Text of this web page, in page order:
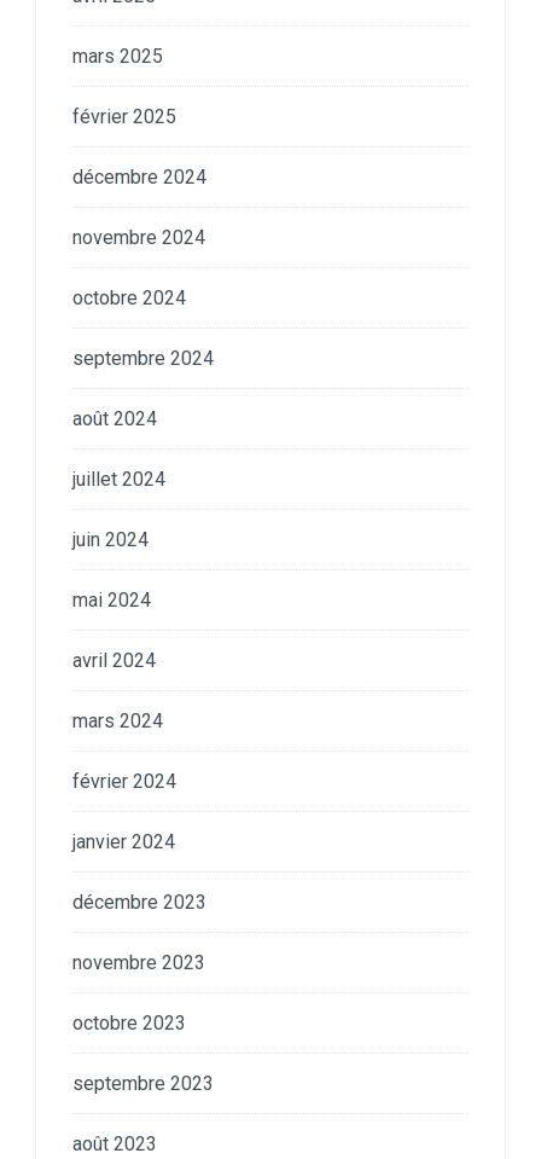
mars 2025
février 2025
décembre 2024
novembre 2024
octobre 2024
septembre 2024
août 2024
juillet 2024
juin 2024
mai 2024
avril 2024
mars 2024
février 2024
janvier 2024
décembre 2023
novembre 2023
octobre 2023
septembre 2023
août 2023